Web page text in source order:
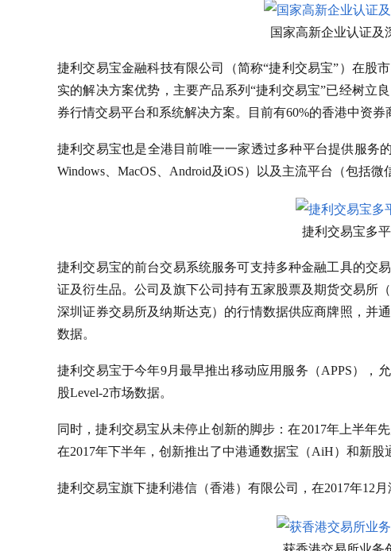
国家高新企业认证及
捷利交易宝金融科技有限公司（简称“捷利交易宝”）在股
实的解决方案优势，主要产品系列“捷利交易宝”已经树立
券行情交易平台和系统解决方案。目前有60%的香港中资券
捷利交易宝也是全港目前唯一一家透过多种平台提供服务
Windows、MacOS、Android及iOS）以及主流平台（包括微
捷利交易宝多
捷利交易宝的前台交易系统服务可支持多种金融工具的交
证及衍生品。公司及旗下公司持有五家股票及期货交易所
深圳证券交易所及纳斯达克）的行情数据供应商牌照，并
数据。
捷利交易宝于今年9月最早推出移动应用服务（APPS），
股Level-2市场数据。
同时，捷利交易宝从未停止创新的脚步：在2017年上半年
在2017年下半年，创新推出了中港通数据宝（AiH）和新股
捷利交易宝旗下捷利港信（香港）有限公司，在2017年12